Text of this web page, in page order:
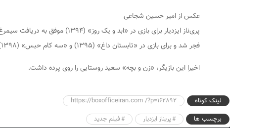
عکس از امیر حسین شجاعی
پری‌ناز ایزدیار برای بازی در «ابد و
فجر شد و برای بازی در «تابستان داغ» (۱۳۹۵) و «سه کام حبس» (۱۳۹۸) نیز نامزد دریافت این جایزه شده است.
اخیرا این بازیگر، «زن و بچه» سعید روستایی را روی پرده داشت.
لینک کوتاه
https://boxofficeiran.com /?p=162892
برچسب ها
پریناز ایزدیار فیلم جدید